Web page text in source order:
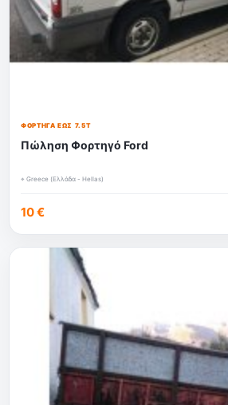
ΦΟΡΤΗΓΆ ΈΩΣ 7.5Τ
Πώληση Φορτηγό Ford
⌖ Greece (Ελλάδα - Hellas)
10 €